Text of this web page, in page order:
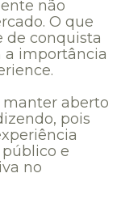
não
O que
de conquista
a importância
manter aberto
pois
e
no